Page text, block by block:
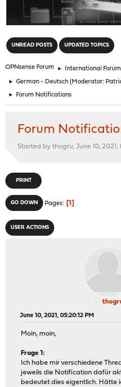
UNREAD POSTS UPDATED TOPICS
OPNsense Forum ► International
► German - Deutsch (Moderator:
► Forum Notifications
Forum
Started by thogru, June 10, 2021,
PRINT
GO DOWN Pages 1
USER ACTIONS
June 10, 2021, 05:20:12 PM
Moin, moin,
Frage 1:
Ich habe mir verschiedene
jeweils die Notification dafür
bedeutet dies eigentlich. Hätte